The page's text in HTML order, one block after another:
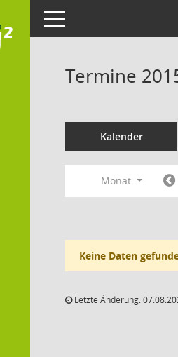
Toggle navigation
Termine
Kalender
Monat
Keine Daten
Letzte Änderung: